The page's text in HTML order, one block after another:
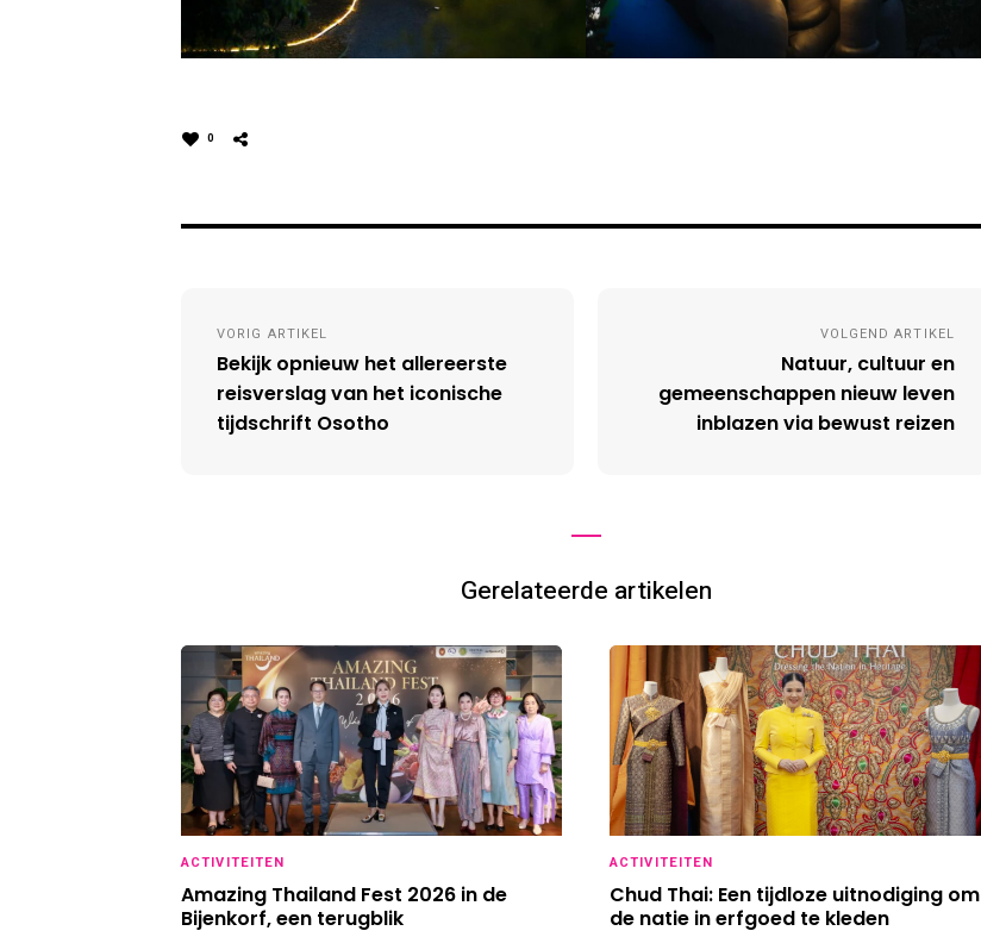
0
navigation
VORIG ARTIKEL
Bekijk opnieuw het allereerste
reisverslag van het iconische
tijdschrift Osotho
VOLGEND ARTIKEL
Natuur, cultuur en
gemeenschappen nieuw leven
inblazen via bewust reizen
Gerelateerde artikelen
ACTIVITEITEN
Amazing Thailand Fest 2026 in de
Bijenkorf, een terugblik
ACTIVITEITEN
Chud Thai: Een tijdloze uitnodiging om
de natie in erfgoed te kleden
Mis niets nieuws